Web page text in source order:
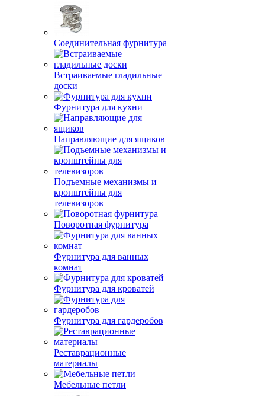
Соединительная фурнитура
Встраиваемые гладильные
доски
Фурнитура для кухни
Направляющие для ящиков
Подъемные механизмы и
кронштейны для
телевизоров
Поворотная фурнитура
Фурнитура для ванных
комнат
Фурнитура для кроватей
Фурнитура для гардеробов
Реставрационные
материалы
Мебельные петли